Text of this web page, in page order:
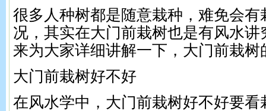
很多人种树都是随意栽种，难免会有
况，其实在大门前栽树也是有风水
来为大家详细讲解一下，大门前栽树
大门前栽树好不好
在风水学中，大门前栽树好不好要看